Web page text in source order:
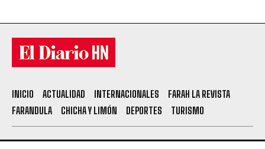
INICIO ACTUALIDAD INTERNACIONALES
FARAH LA REVISTA
FARANDULA
CHICHA Y LIMÓN DEPORTES TURISMO